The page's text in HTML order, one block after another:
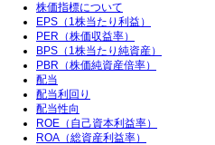
株価指標について
EPS（1株当たり利益）
PER（株価収益率）
BPS（1株当たり純資産）
PBR（株価純資産倍率）
配当
配当利回り
配当性向
ROE（自己資本利益率）
ROA（総資産利益率）